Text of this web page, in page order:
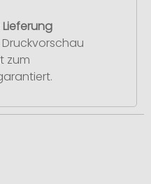
zum